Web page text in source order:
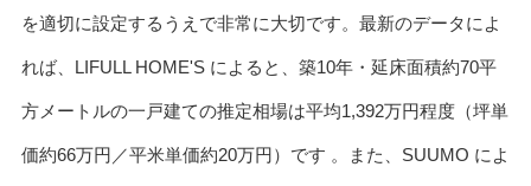
を適切に設定するうえで非常に大切です。最新のデータによ
れば、LIFULL HOME'S によると、築10年・延床面積約70平
方メートルの一戸建ての推定相場は平均1,392万円程度（坪単
価約66万円／平米単価約20万円）です 。また、SUUMO によ